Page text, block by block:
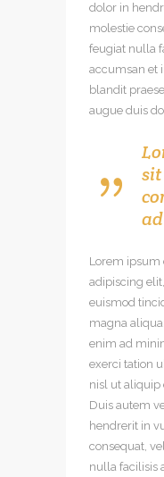
dolor in
molestie
feugiat nulla
accumsan et
blandit
augue duis
sit
Lorem ipsum
adipiscing
euismod
magna
enim ad
exerci tation
nisl ut aliquip
Duis autem
hendrerit in
consequat,
nulla facilisis